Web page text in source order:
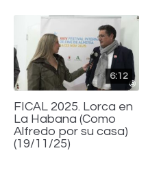
6:12
FICAL 2025. Lorca en
La Habana (Como
Alfredo por su casa)
(19/11/25)